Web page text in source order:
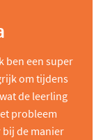
ben een super
om tijdens
de leerling
probleem
bij de manier